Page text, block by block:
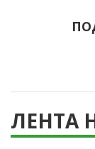
ЛЕНТА